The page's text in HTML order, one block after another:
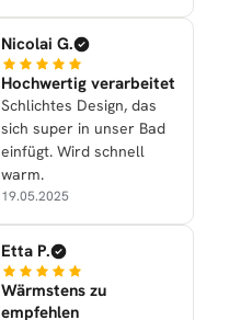
Nicolai G.
Hochwertig verarbeitet
Schlichtes Design, das
sich super in unser Bad
einfügt. Wird schnell
warm.
19.05.2025
Etta P.
Wärmstens zu
empfehlen